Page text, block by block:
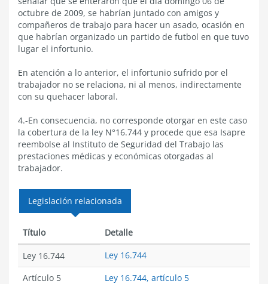
octubre de 2009, se habrían juntado con amigos y
compañeros de trabajo para hacer un asado, ocasión en
que habrían organizado un partido de futbol en que tuvo
lugar el infortunio.
En atención a lo anterior, el infortunio sufrido por el
trabajador no se relaciona, ni al menos, indirectamente
con su quehacer laboral.
4.-En consecuencia, no corresponde otorgar en este caso
la cobertura de la ley N°16.744 y procede que esa Isapre
reembolse al Instituto de Seguridad del Trabajo las
prestaciones médicas y económicas otorgadas al
trabajador.
Legislación relacionada
Título Detalle
Ley 16.744
Ley 16.744
Artículo 5
Ley 16.744, artículo 5